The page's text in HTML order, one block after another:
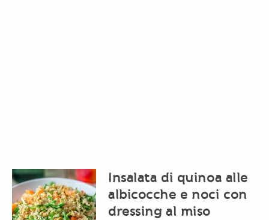
Insalata di quinoa alle
albicocche e noci con
dressing al miso